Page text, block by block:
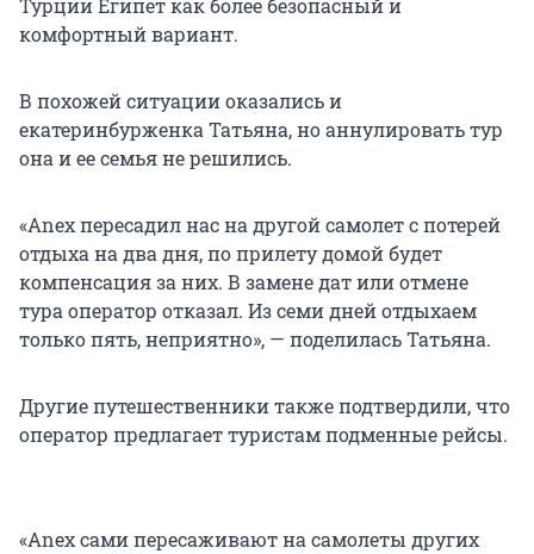
Турции Египет как более безопасный и
комфортный вариант.
В похожей ситуации оказались и
екатеринбурженка Татьяна, но аннулировать тур
она и ее семья не решились.
«Anex пересадил нас на другой самолет с потерей
отдыха на два дня, по прилету домой будет
компенсация за них. В замене дат или отмене
тура оператор отказал. Из семи дней отдыхаем
только пять, неприятно», — поделилась Татьяна.
Другие путешественники также подтвердили, что
оператор предлагает туристам подменные рейсы.
«Anex сами пересаживают на самолеты других